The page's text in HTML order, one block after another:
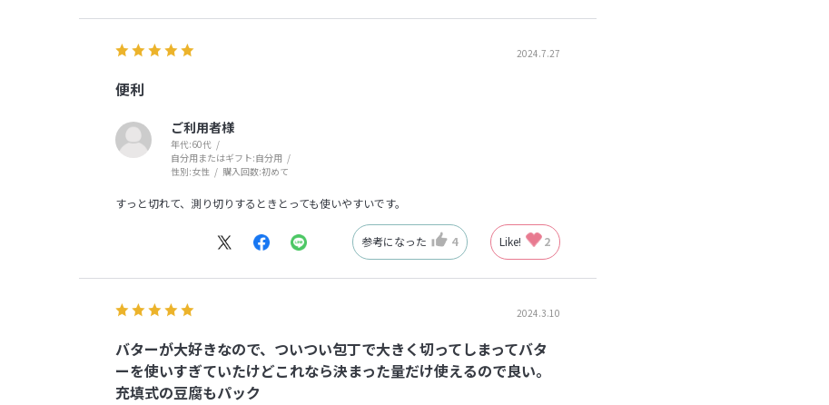
2024.7.27
便利
ご利用者様
年代:60代
自分用またはギフト:自分用
性別:女性 購入回数:初めて
すっと切れて、測り切りするときとっても使いやすいです。
参考になった 4 Like! 2
2024.3.10
バターが大好きなので、ついつい包丁で大きく切ってしまってバタ
ーを使いすぎていたけどこれなら決まった量だけ使えるので良い。
充填式の豆腐もパック